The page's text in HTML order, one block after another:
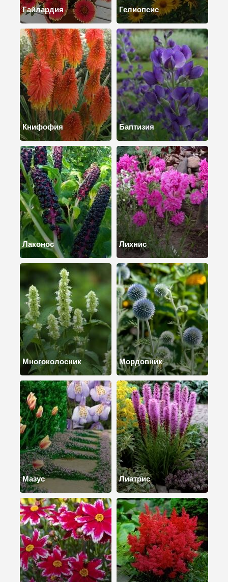
Гайлардия Гелиопсис
Книфофия Баптизия
Лаконос Лихнис
Многоколосник Мордовник
Мазус Лиатрис